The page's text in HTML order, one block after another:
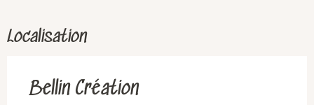
Localisation
Bellin Création